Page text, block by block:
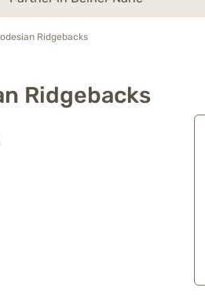
Ridgebacks
Ridgebacks